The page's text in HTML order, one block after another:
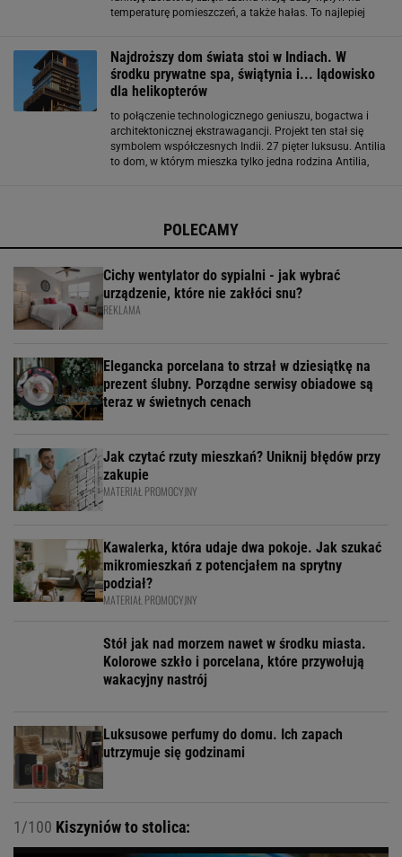
temperaturę pomieszczeń, a także hałas. To najlepiej
Najdroższy dom świata stoi w Indiach. W
środku prywatne spa, świątynia i... lądowisko
dla helikopterów
to połączenie technologicznego geniuszu, bogactwa i
architektonicznej ekstrawagancji. Projekt ten stał się
symbolem współczesnych Indii. 27 pięter luksusu. Antilia
to dom, w którym mieszka tylko jedna rodzina Antilia,
POLECAMY
Cichy wentylator do sypialni - jak wybrać
urządzenie, które nie zakłóci snu?
REKLAMA
Elegancka porcelana to strzał w dziesiątkę na
prezent ślubny. Porządne serwisy obiadowe są
teraz w świetnych cenach
Jak czytać rzuty mieszkań? Uniknij błędów przy
zakupie
MATERIAŁ PROMOCYJNY
Kawalerka, która udaje dwa pokoje. Jak szukać
mikromieszkań z potencjałem na sprytny
podział?
MATERIAŁ PROMOCYJNY
Stół jak nad morzem nawet w środku miasta.
Kolorowe szkło i porcelana, które przywołują
wakacyjny nastrój
Luksusowe perfumy do domu. Ich zapach
utrzymuje się godzinami
1/100 Kiszyniów to stolica: